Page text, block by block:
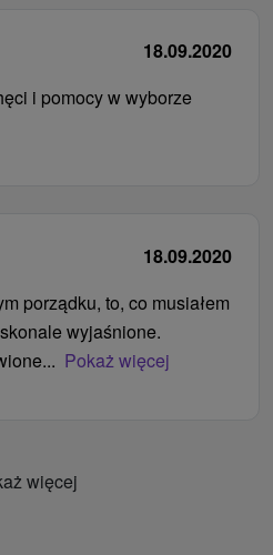
18.09.2020
i pomocy w wyborze
18.09.2020
porządku, to, co musiałem
wyjaśnione.
Pokaż więcej
więcej